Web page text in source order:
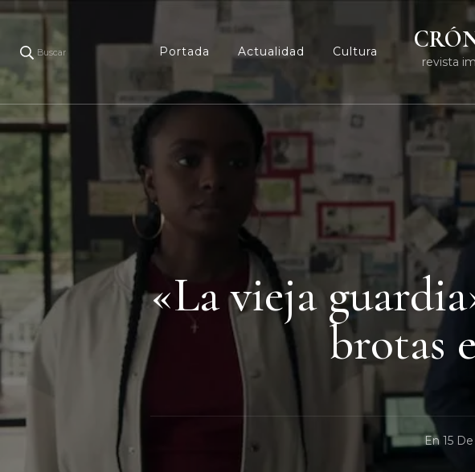
Buscar Portada Actualidad Cultura
revista
«La vieja
brotas
En 15